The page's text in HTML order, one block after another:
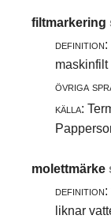
filtmarkering
definition:
övriga
källa:
molettmärke
definition:
liknar